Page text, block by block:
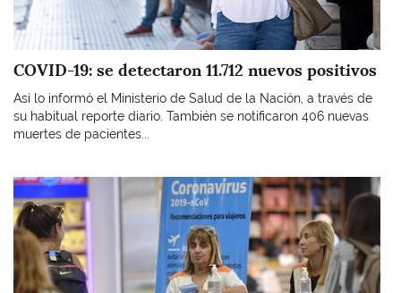
COVID-19: se detectaron 11.712 nuevos positivos
Así lo informó el Ministerio de Salud de la Nación, a través de
su habitual reporte diario. También se notificaron 406 nuevas
muertes de pacientes...
Imagen